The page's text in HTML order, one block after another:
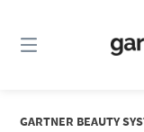
Inhalt
GARTNER BEAUTY